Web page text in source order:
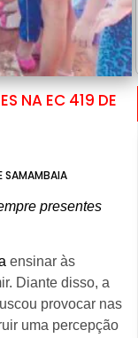
NA EC 419 DE
SAMAMBAIA
presentes
ensinar às
Diante disso, a
provocar nas
uma percepção